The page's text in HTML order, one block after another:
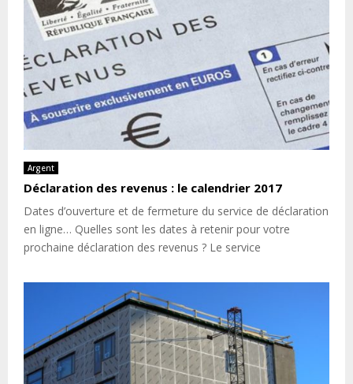
Argent
Déclaration des revenus : le calendrier 2017
Dates d’ouverture et de fermeture du service de déclaration
en ligne… Quelles sont les dates à retenir pour votre
prochaine déclaration des revenus ? Le service